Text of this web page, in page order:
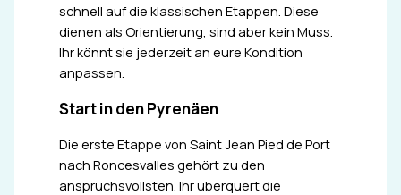
schnell auf die klassischen Etappen. Diese
dienen als Orientierung, sind aber kein Muss.
Ihr könnt sie jederzeit an eure Kondition
anpassen.
Start in den Pyrenäen
Die erste Etappe von Saint Jean Pied de Port
nach Roncesvalles gehört zu den
anspruchsvollsten. Ihr überquert die